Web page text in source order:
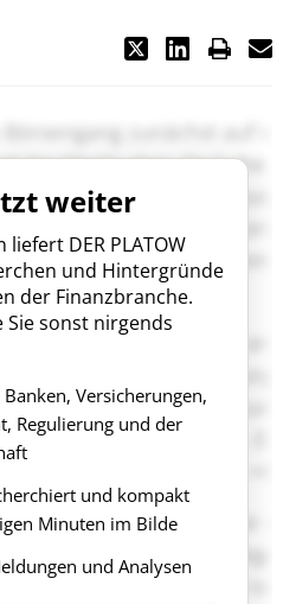
weiter
liefert DER PLATOW
und Hintergründe
der Finanzbranche.
sonst nirgends
Versicherungen,
Regulierung und der
und kompakt
Minuten im Bilde
und Analysen